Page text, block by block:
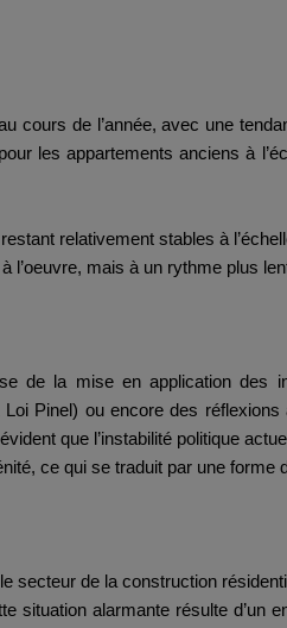
cours de l’année, avec une
les appartements anciens à
relativement stables à
l’oeuvre, mais à un rythme plus
de la mise en application des
Pinel) ou encore des réflexions
que l’instabilité politique
ce qui se traduit par une forme
secteur de la construction
situation alarmante résulte d’un